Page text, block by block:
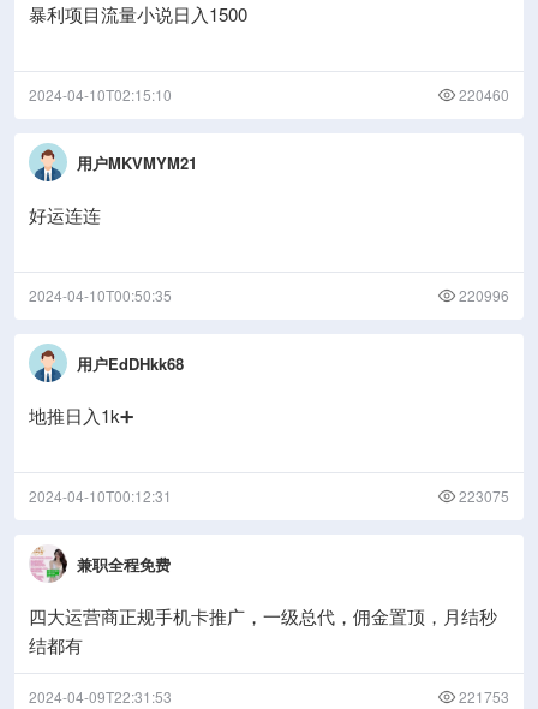
暴利项目流量小说日入1500
2024-04-10T02:15:10 220460
用户MKVMYM21
好运连连
2024-04-10T00:50:35 220996
用户EdDHkk68
地推日入1k➕
2024-04-10T00:12:31 223075
兼职全程免费
四大运营商正规手机卡推广，一级总代，佣金置顶，月结秒
结都有
2024-04-09T22:31:53 221753